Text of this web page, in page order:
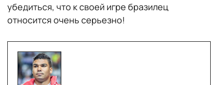
убедиться, что к своей игре бразилец
относится очень серьезно!